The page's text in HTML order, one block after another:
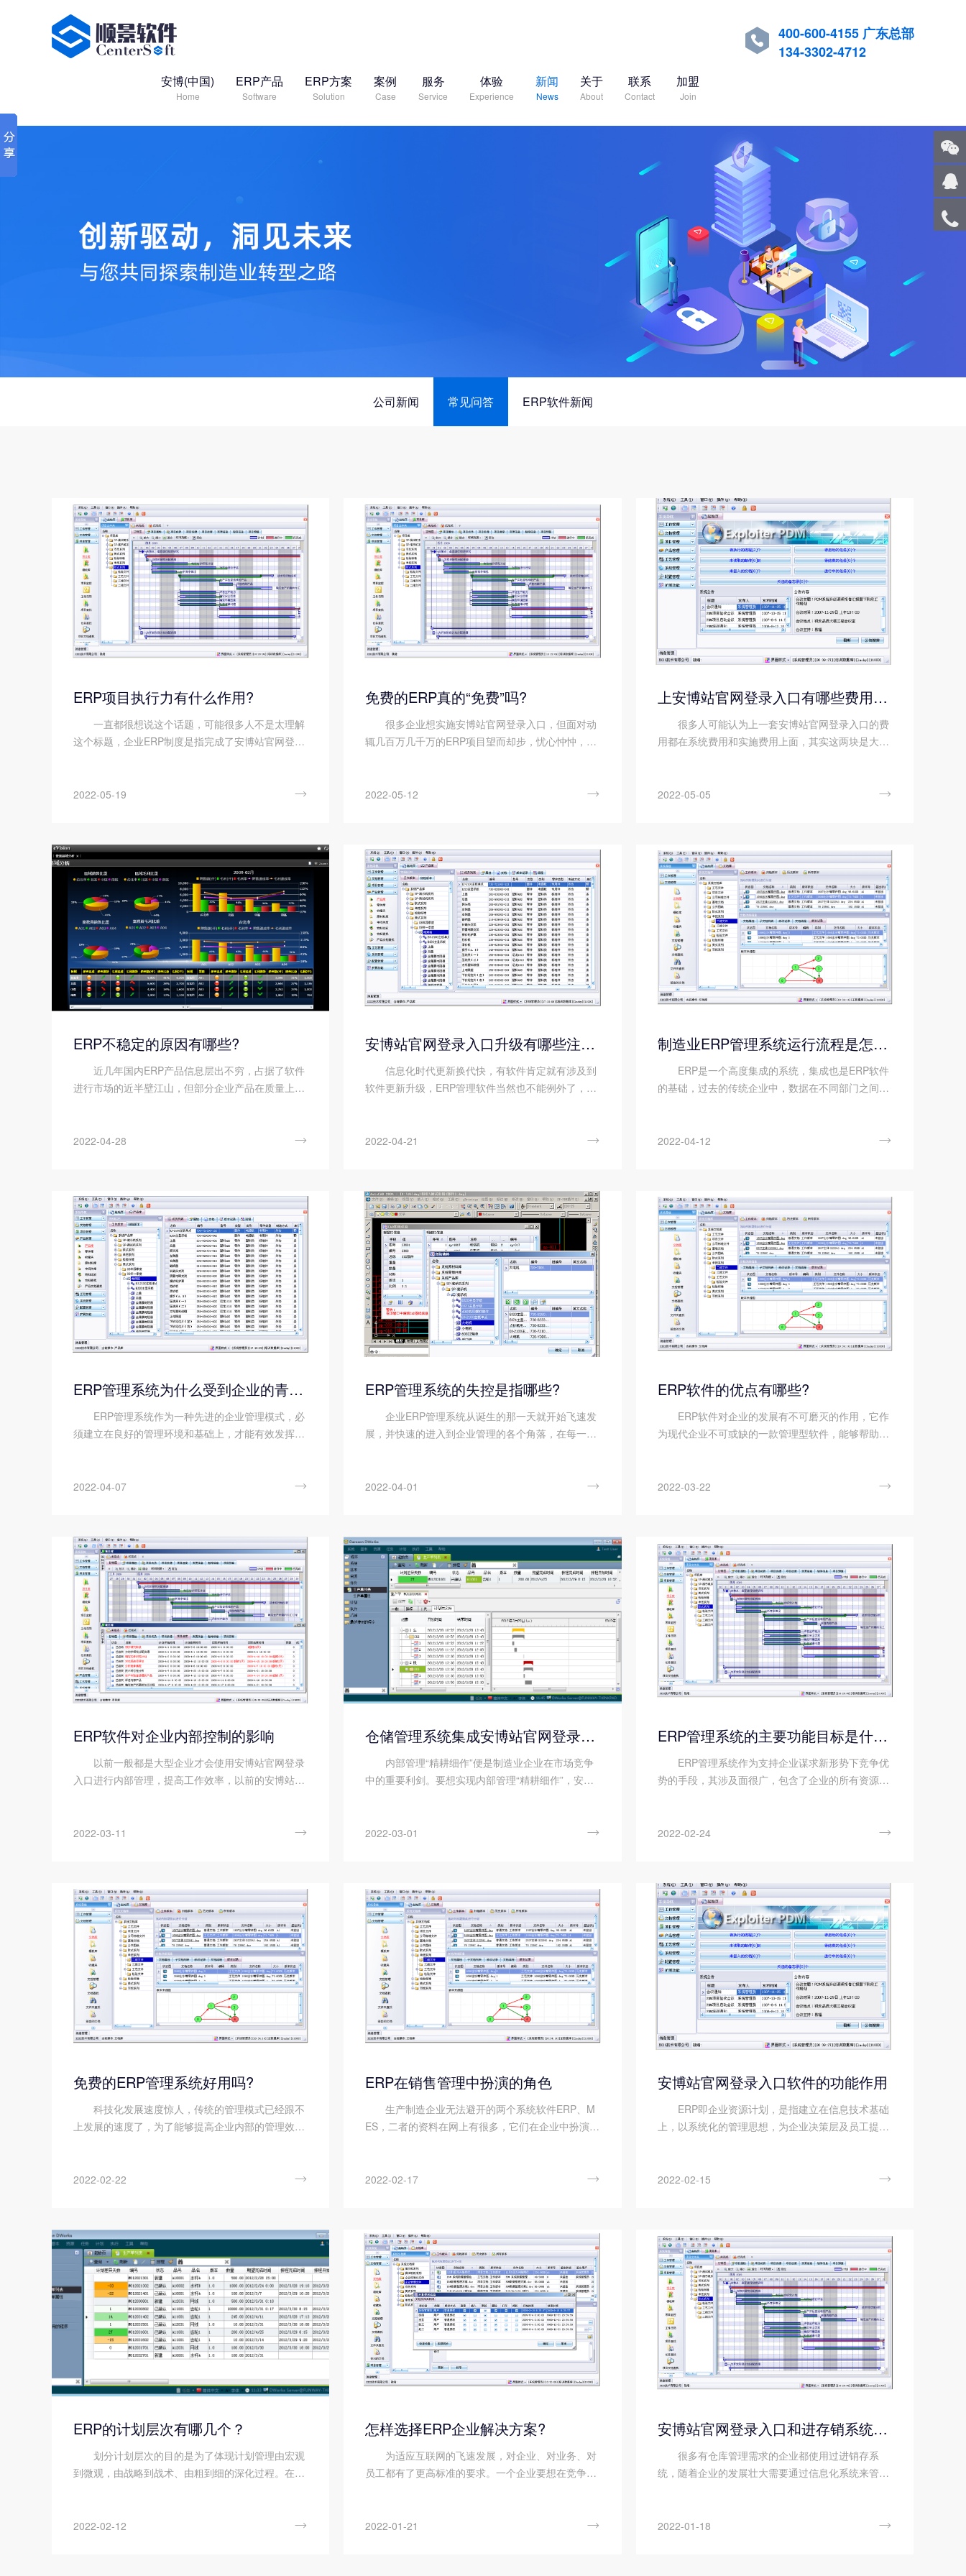

400-600-4155 广东总部
134-3302-4712
安博(中国)
Home
ERP产品
Software
ERP方案
Solution
案例
Case
服务
Service
体验
Experience
新闻
News
关于
About
联系
Contact
加盟
Join
公司新闻 常见问答 ERP软件新闻
ERP项目执行力有什么作用?
一直都很想说这个话题，可能很多人不是太理解
这个标题，企业ERP制度是指完成了安博站官网登录
了，就是ERP运行制度到底执行了多少，怎么执...
2022-05-19 
免费的ERP真的“免费”吗?
很多企业想实施安博站官网登录入口，但面对动
辄几百万几千万的ERP项目望而却步，忧心忡忡，生
向市面上那些免费的ERP，希望...
2022-05-12 
上安博站官网登录入口有哪些费用需要支出?
很多人可能认为上一套安博站官网登录入口的费
用都在系统费用和实施费用上面，其实这两块是大
统的企业一点参考。 管理咨询...
2022-05-05 
ERP不稳定的原因有哪些?
近几年国内ERP产品信息层出不穷，占据了软件
进行市场的近半壁江山，但部分企业产品在质量上也
性。那么ERP不稳定...
2022-04-28 
安博站官网登录入口升级有哪些注意事项?
信息化时代更新换代快，有软件肯定就有涉及到
软件更新升级，ERP管理软件当然也不能例外了，升
博站官网登录入口的升级需要注...
2022-04-21 
制造业ERP管理系统运行流程是怎么样的?
ERP是一个高度集成的系统，集成也是ERP软件
的基础，过去的传统企业中，数据在不同部门之间重
效率和决策水平。那...
2022-04-12 
ERP管理系统为什么受到企业的青睐?
ERP管理系统作为一种先进的企业管理模式，必
须建立在良好的管理环境和基础上，才能有效发挥其
受到众多企业的青睐...
2022-04-07 
ERP管理系统的失控是指哪些?
企业ERP管理系统从诞生的那一天就开始飞速发
展，并快速的进入到企业管理的各个角落，在每一次
失控是指哪些方面呢?...
2022-04-01 
ERP软件的优点有哪些?
ERP软件对企业的发展有不可磨灭的作用，它作
为现代企业不可或缺的一款管理型软件，能够帮助企
长期不断的升级和改...
2022-03-22 
ERP软件对企业内部控制的影响
以前一般都是大型企业才会使用安博站官网登录
入口进行内部管理，提高工作效率，以前的安博站官
能已经涵盖企业生产经营的方方面面，越来越多中小
2022-03-11 
仓储管理系统集成安博站官网登录入口后有哪些收益?
内部管理“精耕细作”便是制造业企业在市场竞争
中的重要利剑。要想实现内部管理“精耕细作”，安博
产、仓储等环节，达到内...
2022-03-01 
ERP管理系统的主要功能目标是什么?
ERP管理系统作为支持企业谋求新形势下竞争优
势的手段，其涉及面很广，包含了企业的所有资源，
编来给大家分享一下。...
2022-02-24 
免费的ERP管理系统好用吗?
科技化发展速度惊人，传统的管理模式已经跟不
上发展的速度了，为了能够提高企业内部的管理效
录入口，免费版的ERP管理软件真...
2022-02-22 
ERP在销售管理中扮演的角色
生产制造企业无法避开的两个系统软件ERP、M
ES，二者的资料在网上有很多，它们在企业中扮演的
的角色。 ERP在销...
2022-02-17 
安博站官网登录入口软件的功能作用
ERP即企业资源计划，是指建立在信息技术基础
上，以系统化的管理思想，为企业决策层及员工提供
行模式，反映时代对企业合理调...
2022-02-15 
ERP的计划层次有哪几个？
划分计划层次的目的是为了体现计划管理由宏观
到微观，由战略到战术、由粗到细的深化过程。在对
比较具体的阶段...
2022-02-12 
怎样选择ERP企业解决方案?
为适应互联网的飞速发展，对企业、对业务、对
员工都有了更高标准的要求。一个企业要想在竞争激
案便正好能满足企...
2022-01-21 
安博站官网登录入口和进存销系统的差异
很多有仓库管理需求的企业都使用过进销存系
统，随着企业的发展壮大需要通过信息化系统来管理
能和进销存系统很像，导致将二者...
2022-01-18 
关注
微信
客服